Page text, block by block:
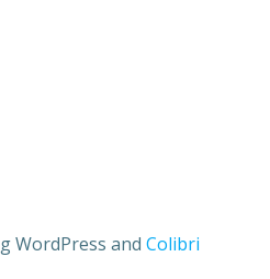
WordPress and Colibri